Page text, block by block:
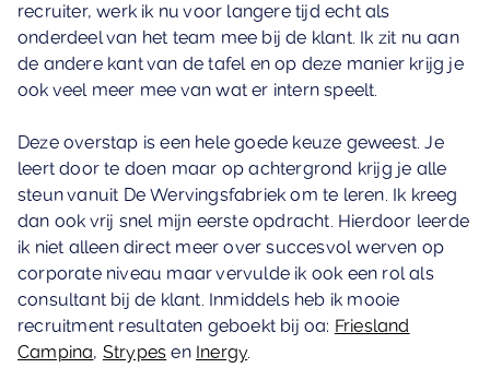
recruiter, werk ik nu voor langere tijd echt als
onderdeel van het team mee bij de klant. Ik zit nu aan
de andere kant van de tafel en op deze manier krijg je
ook veel meer mee van wat er intern speelt.
Deze overstap is een hele goede keuze geweest. Je
leert door te doen maar op achtergrond krijg je alle
steun vanuit De Wervingsfabriek om te leren. Ik kreeg
dan ook vrij snel mijn eerste opdracht. Hierdoor leerde
ik niet alleen direct meer over succesvol werven op
corporate niveau maar vervulde ik ook een rol als
consultant bij de klant. Inmiddels heb ik mooie
recruitment resultaten geboekt bij oa: Friesland
Campina, Strypes en Inergy.